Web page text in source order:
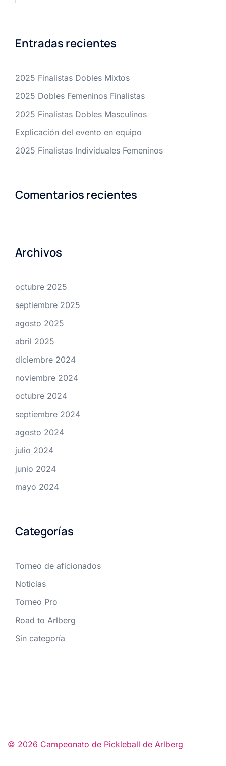
Entradas recientes
2025 Finalistas Dobles Mixtos
2025 Dobles Femeninos Finalistas
2025 Finalistas Dobles Masculinos
Explicación del evento en equipo
2025 Finalistas Individuales Femeninos
Comentarios recientes
Archivos
octubre 2025
septiembre 2025
agosto 2025
abril 2025
diciembre 2024
noviembre 2024
octubre 2024
septiembre 2024
agosto 2024
julio 2024
junio 2024
mayo 2024
Categorías
Torneo de aficionados
Noticias
Torneo Pro
Road to Arlberg
Sin categoría
© 2026 Campeonato de Pickleball de Arlberg